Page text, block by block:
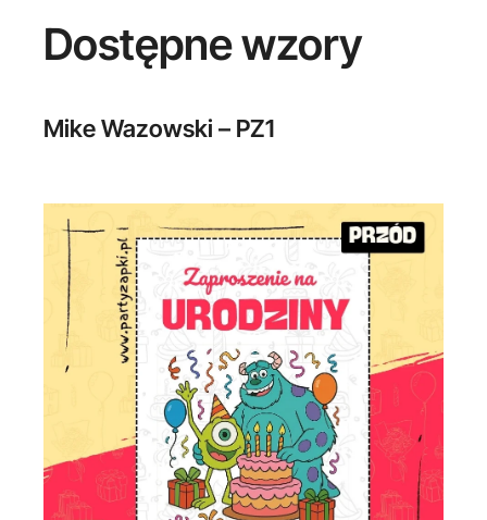
Dostępne wzory
Mike Wazowski – PZ1